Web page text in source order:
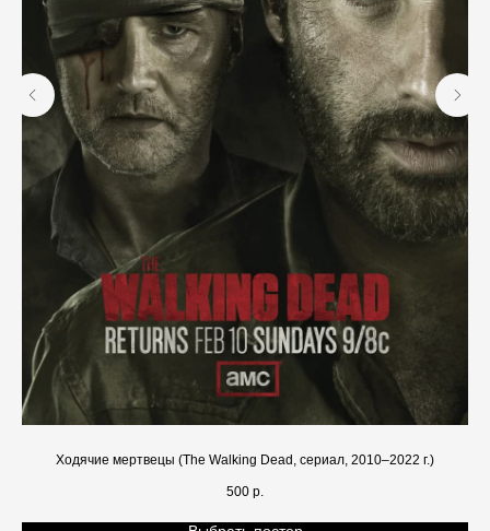
Ходячие мертвецы (The Walking Dead, сериал, 2010–2022 г.)
500 р.